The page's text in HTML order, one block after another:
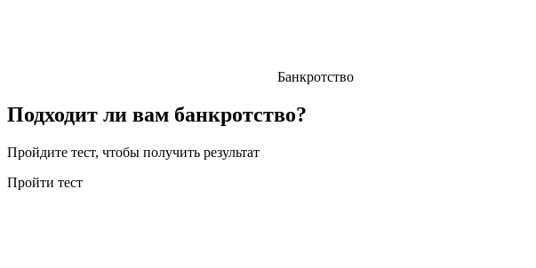
Банкротство
Подходит ли вам банкротство?
Пройдите тест, чтобы получить результат
Пройти тест